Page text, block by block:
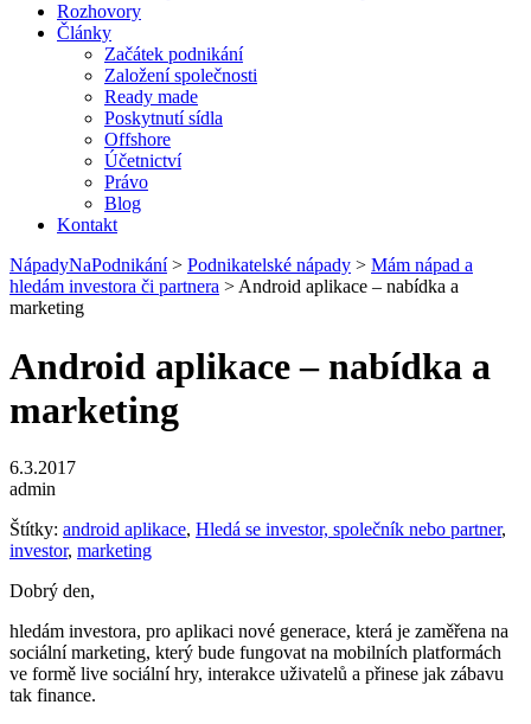
Rozhovory
Články
Začátek podnikání
Založení společnosti
Ready made
Poskytnutí sídla
Offshore
Účetnictví
Právo
Blog
Kontakt
NápadyNaPodnikání> Podnikatelské nápady > Mám nápad a
hledám investora či partnera >Android aplikace – nabídka a
marketing
Android aplikace – nabídka a
marketing
6.3.2017
admin
Štítky: android aplikace, Hledá se investor, společník nebo partner,
investor, marketing
Dobrý den,
hledám investora, pro aplikaci nové generace, která je zaměřena na
sociální marketing, který bude fungovat na mobilních platformách
ve formě live sociální hry, interakce uživatelů a přinese jak zábavu
tak finance.